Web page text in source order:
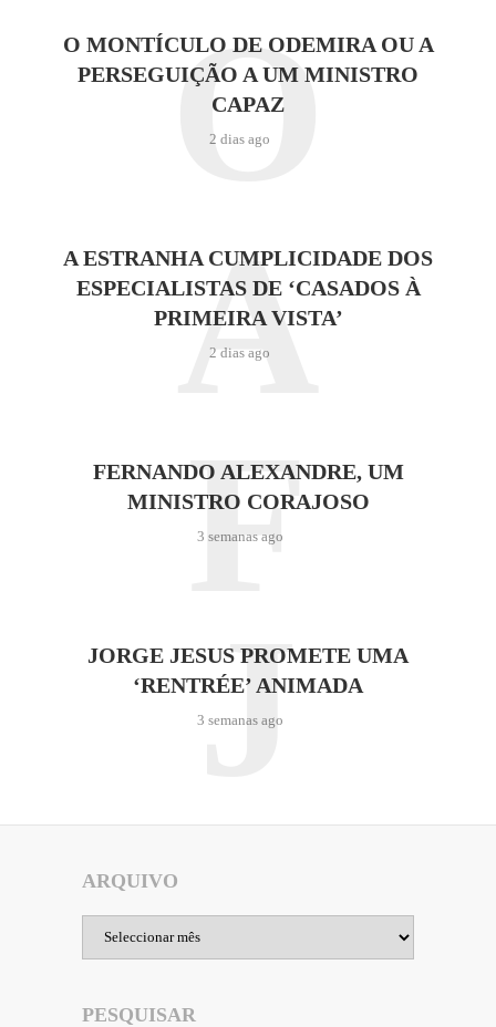
O MONTÍCULO DE ODEMIRA OU A
PERSEGUIÇÃO A UM MINISTRO
CAPAZ
2 dias ago
O
A ESTRANHA CUMPLICIDADE DOS
ESPECIALISTAS DE ‘CASADOS À
PRIMEIRA VISTA’
2 dias ago
A
FERNANDO ALEXANDRE, UM
MINISTRO CORAJOSO
3 semanas ago
F
JORGE JESUS PROMETE UMA
‘RENTRÉE’ ANIMADA
3 semanas ago
J
ARQUIVO
PESQUISAR